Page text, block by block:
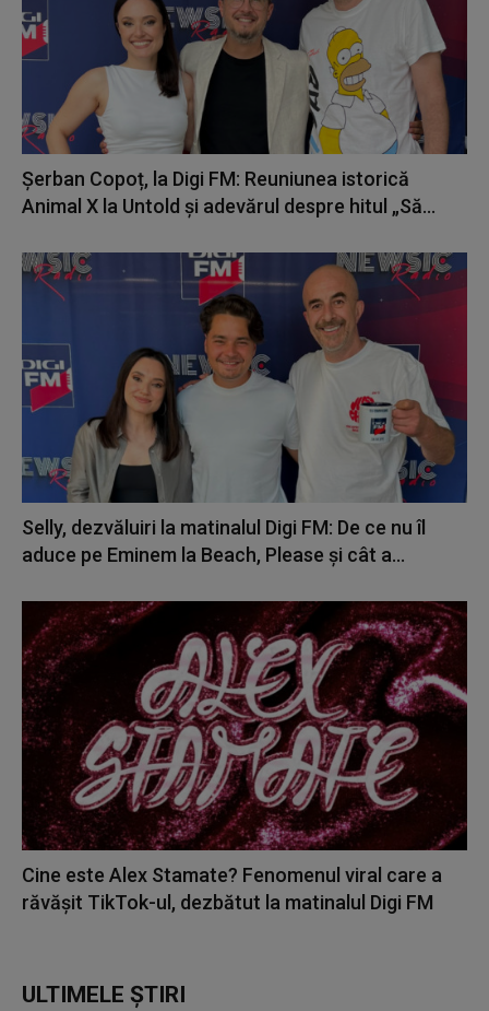
Șerban Copoț, la Digi FM: Reuniunea istorică
Animal X la Untold și adevărul despre hitul „Să...
Selly, dezvăluiri la matinalul Digi FM: De ce nu îl
aduce pe Eminem la Beach, Please și cât a...
Cine este Alex Stamate? Fenomenul viral care a
răvășit TikTok-ul, dezbătut la matinalul Digi FM
ULTIMELE ȘTIRI